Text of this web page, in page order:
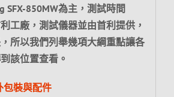
SFX-850MW為主，測試時間
工廠，測試儀器並由首利提供，
所以我們列舉幾項大綱重點讓各
該位置查看。
包裝與配件